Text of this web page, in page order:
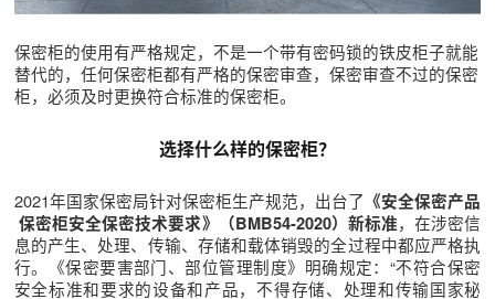
保密柜的使用有严格规定，不是一个带有密码锁的铁皮柜子就能
替代的，任何保密柜都有严格的保密审查，保密审查不过的保密
柜，必须及时更换符合标准的保密柜。
选择什么样的保密柜？
2021年国家保密局针对保密柜生产规范，出台了 《安全保密产品
保密柜安全保密技术要求》（BMB54-2020）新标准，在涉密信
息的产生、处理、传输、存储和载体销毁的全过程中都应严格执
行。《保密要害部门、部位管理制度》明确规定：“不符合保密
安全标准和要求的设备和产品，不得存储、处理和传输国家秘